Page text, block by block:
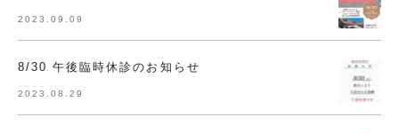
2023.09.09
8/30 午後臨時休診のお知らせ
2023.08.29